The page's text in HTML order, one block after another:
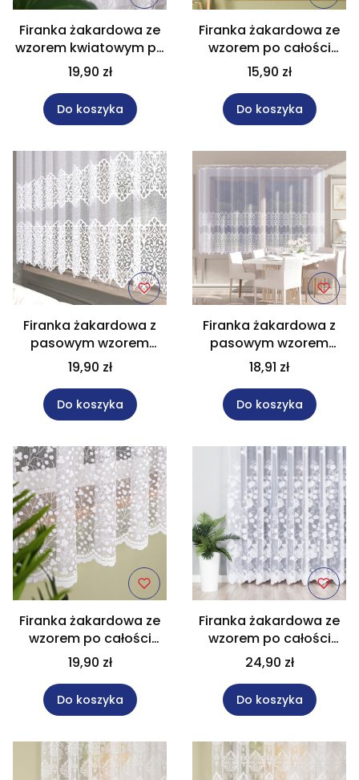
Firanka żakardowa ze
wzorem kwiatowym po
całości wysokość 175
cm 004713
19,90 zł
Do koszyka
Firanka żakardowa ze
wzorem po całości
wysokość 160 cm
626912
15,90 zł
Do koszyka
Firanka żakardowa z
pasowym wzorem
wysokość 180 cm
019471
19,90 zł
Do koszyka
Firanka żakardowa z
pasowym wzorem
wysokość 160 cm
019471
18,91 zł
Do koszyka
Firanka żakardowa ze
wzorem po całości
wysokość 180 cm
007576
19,90 zł
Do koszyka
Firanka żakardowa ze
wzorem po całości
wysokość 230 cm
023006
24,90 zł
Do koszyka